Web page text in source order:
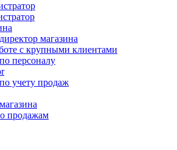
магазина
с крупными клиентами
персоналу
учету продаж
продажам